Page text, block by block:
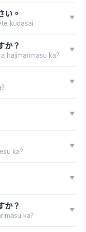
い。
kudasai.
▼
か？
hajimarimasu ka?
▼
▼
▼
ka?
▼
▼
か？
ka?
▼